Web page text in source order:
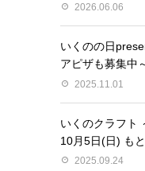
2026.06.06
いくのの日
アピザも募集中
2025.11.01
いくのクラフト
10月5日(日) も
2025.09.24